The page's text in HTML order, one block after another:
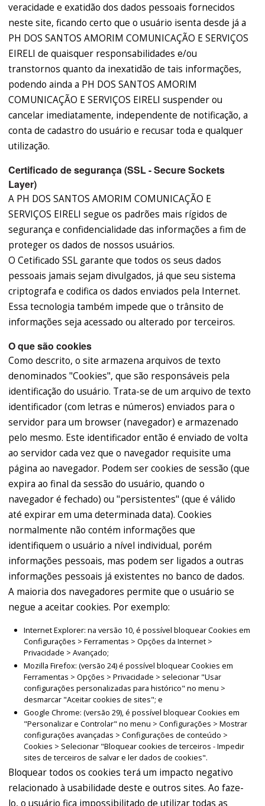
veracidade e exatidão dos dados pessoais fornecidos
neste site, ficando certo que o usuário isenta desde já a
PH DOS SANTOS AMORIM COMUNICAÇÃO E SERVIÇOS
EIRELI de quaisquer responsabilidades e/ou
transtornos quanto da inexatidão de tais informações,
podendo ainda a PH DOS SANTOS AMORIM
COMUNICAÇÃO E SERVIÇOS EIRELI suspender ou
cancelar imediatamente, independente de notificação, a
conta de cadastro do usuário e recusar toda e qualquer
utilização.
Certificado de segurança (SSL - Secure Sockets
Layer)
A PH DOS SANTOS AMORIM COMUNICAÇÃO E
SERVIÇOS EIRELI segue os padrões mais rígidos de
segurança e confidencialidade das informações a fim de
proteger os dados de nossos usuários.
O Cetificado SSL garante que todos os seus dados
pessoais jamais sejam divulgados, já que seu sistema
criptografa e codifica os dados enviados pela Internet.
Essa tecnologia também impede que o trânsito de
informações seja acessado ou alterado por terceiros.
O que são cookies
Como descrito, o site armazena arquivos de texto
denominados "Cookies", que são responsáveis pela
identificação do usuário. Trata-se de um arquivo de texto
identificador (com letras e números) enviados para o
servidor para um browser (navegador) e armazenado
pelo mesmo. Este identificador então é enviado de volta
ao servidor cada vez que o navegador requisite uma
página ao navegador. Podem ser cookies de sessão (que
expira ao final da sessão do usuário, quando o
navegador é fechado) ou "persistentes" (que é válido
até expirar em uma determinada data). Cookies
normalmente não contém informações que
identifiquem o usuário a nível individual, porém
informações pessoais, mas podem ser ligados a outras
informações pessoais já existentes no banco de dados.
A maioria dos navegadores permite que o usuário se
negue a aceitar cookies. Por exemplo:
Internet Explorer: na versão 10, é possível bloquear Cookies em
Configurações > Ferramentas > Opções da Internet >
Privacidade > Avançado;
Mozilla Firefox: (versão 24) é possível bloquear Cookies em
Ferramentas > Opções > Privacidade > selecionar "Usar
configurações personalizadas para histórico" no menu >
desmarcar "Aceitar cookies de sites"; e
Google Chrome: (versão 29), é possível bloquear Cookies em
"Personalizar e Controlar" no menu > Configurações > Mostrar
configurações avançadas > Configurações de conteúdo >
Cookies > Selecionar "Bloquear cookies de terceiros - Impedir
sites de terceiros de salvar e ler dados de cookies".
Bloquear todos os cookies terá um impacto negativo
relacionado à usabilidade deste e outros sites. Ao faze-